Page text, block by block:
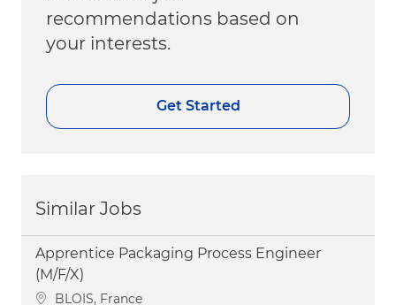
recommendations based on
your interests.
Get Started
Similar Jobs
Apprentice Packaging Process Engineer
(M/F/X)
Location
BLOIS, France